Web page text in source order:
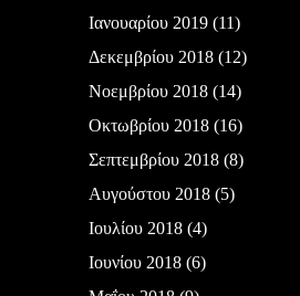
Ιανουαρίου 2019(11)
Δεκεμβρίου 2018(12)
Νοεμβρίου 2018(14)
Οκτωβρίου 2018(16)
Σεπτεμβρίου 2018(8)
Αυγούστου 2018(5)
Ιουλίου 2018(4)
Ιουνίου 2018(6)